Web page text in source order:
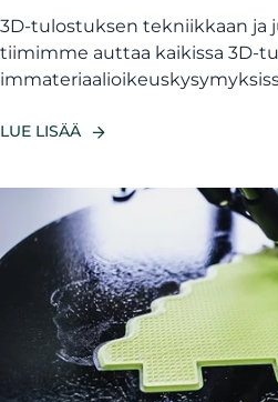
3D-tulostuksen tekniikkaan ja
tiimimme auttaa kaikissa 3D-
LUE LISÄÄ